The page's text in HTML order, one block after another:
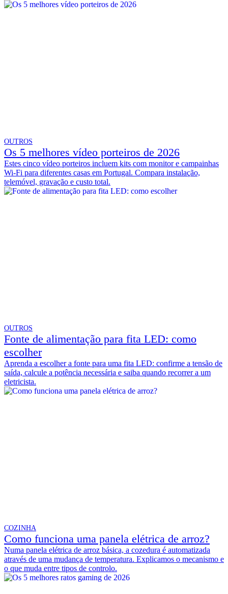
OUTROS
Os 5 melhores vídeo porteiros de 2026
Estes cinco vídeo porteiros incluem kits com monitor e campainhas
Wi-Fi para diferentes casas em Portugal. Compara instalação,
telemóvel, gravação e custo total.
OUTROS
Fonte de alimentação para fita LED: como
escolher
Aprenda a escolher a fonte para uma fita LED: confirme a tensão de
saída, calcule a potência necessária e saiba quando recorrer a um
eletricista.
COZINHA
Como funciona uma panela elétrica de arroz?
Numa panela elétrica de arroz básica, a cozedura é automatizada
através de uma mudança de temperatura. Explicamos o mecanismo e
o que muda entre tipos de controlo.